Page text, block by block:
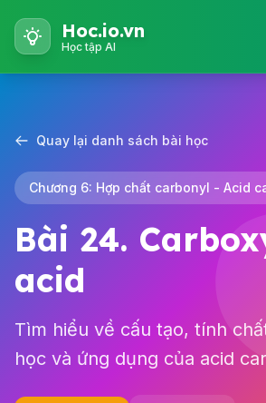
Hoc.io.vn
Học tập AI
Quay lại danh sách bài học
Chương 6: Hợp chất carbonyl - Acid
Bài 24.
acid
Tìm hiểu về cấu tạo, tính
học và ứng dụng của acid